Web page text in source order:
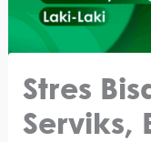
Stres
Serviks,